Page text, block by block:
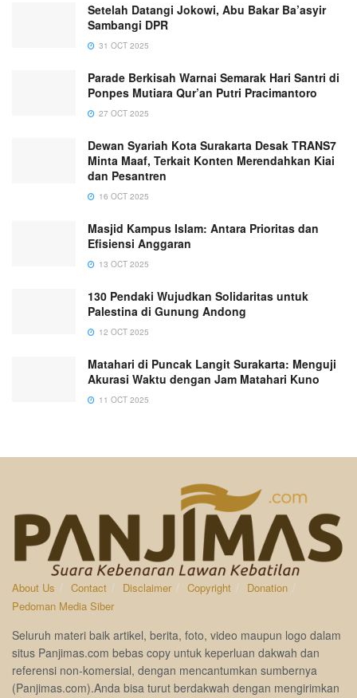
Setelah Datangi Jokowi, Abu Bakar Ba’asyir
Sambangi DPR
31 OCT 2025
Parade Berkisah Warnai Semarak Hari Santri di
Ponpes Mutiara Qur’an Putri Pracimantoro
27 OCT 2025
Dewan Syariah Kota Surakarta Desak TRANS7
Minta Maaf, Terkait Konten Merendahkan Kiai
dan Pesantren
16 OCT 2025
Masjid Kampus Islam: Antara Prioritas dan
Efisiensi Anggaran
13 OCT 2025
130 Pendaki Wujudkan Solidaritas untuk
Palestina di Gunung Andong
12 OCT 2025
Matahari di Puncak Langit Surakarta: Menguji
Akurasi Waktu dengan Jam Matahari Kuno
11 OCT 2025
About Us Contact Disclaimer Copyright
Donation
Pedoman Media Siber
Seluruh materi baik artikel, berita, foto, video maupun logo dalam
situs Panjimas.com bebas copy untuk keperluan dakwah dan
referensi non-komersial, dengan mencantumkan sumbernya
(Panjimas.com).Anda bisa turut berdakwah dengan mengirimkan